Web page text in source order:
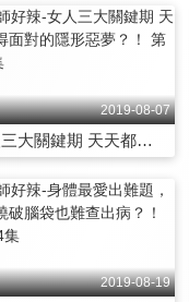
2019-08-07
女人三大關鍵期 天天都得面對的隱形惡夢？！ 第788集
2019-08-19